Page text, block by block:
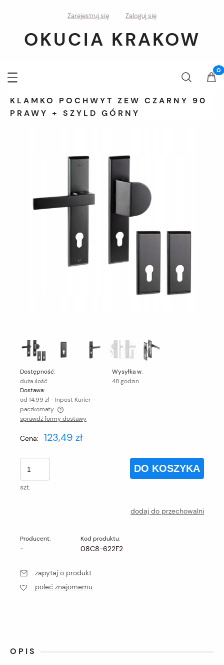
Zarejestruj się Zaloguj się
OKUCIA KRAKOW
KLAMKO POCHWYT ZEW CZARNY 90
PRAWY + SZYLD GÓRNY
Dostępność:
duża ilość
Wysyłka w:
48 godzin
Dostawa:
od 14,99 zł- Inpost Kurier -
paczkomaty
Cena nie zawiera ewentualnych kosztów płatności
sprawdź formy dostawy
Cena: 123,49 zł
szt.
DO KOSZYKA
dodaj do przechowalni
Producent:
-
Kod produktu:
08C8-622F2
zapytaj o produkt
poleć znajomemu
OPIS